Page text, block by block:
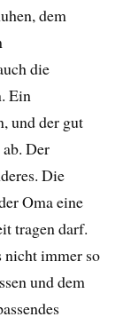
dem
die
Ein
und der gut
Der
Die
Oma eine
tragen darf.
nicht immer so
und dem